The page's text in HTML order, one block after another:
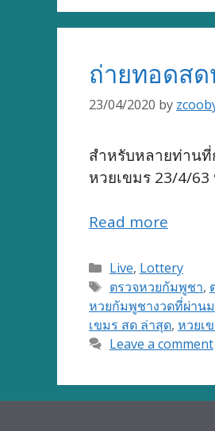
ถ่ายทอดสด
23/04/2020 by
สำหรับหลายท่านที่
หวยเขมร 23/4/63
Read more
Categories
Live, Lottery
Tags
ตรวจหวยกัมพูชา,
หวยกัมพูชางวดที่ผ่าน
เขมร สด ล่าสุด, หวยเ
Leave a comment